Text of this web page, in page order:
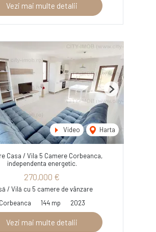
Vezi mai multe detalii
Video Harta
Next
Casa / Vila 5 Camere Corbeanca,
independenta energetic.
270,000 €
/ Vilă cu 5 camere de vânzare
Corbeanca
144 mp 2023
Vezi mai multe detalii